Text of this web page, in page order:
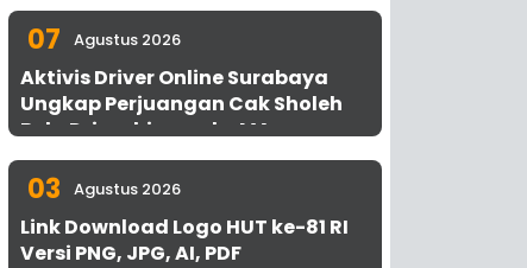
07 Agustus 2026
Aktivis Driver Online Surabaya
Ungkap Perjuangan Cak Sholeh
Bela Driver hingga ke MA
03 Agustus 2026
Link Download Logo HUT ke-81 RI
Versi PNG, JPG, AI, PDF